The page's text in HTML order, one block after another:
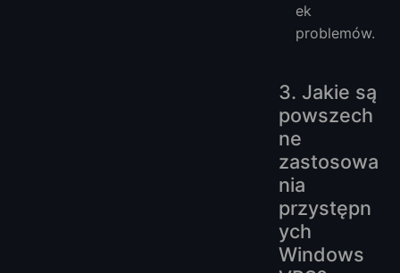
ek
problemów.
3. Jakie są
powszech
ne
zastosowa
nia
przystępn
ych
Windows